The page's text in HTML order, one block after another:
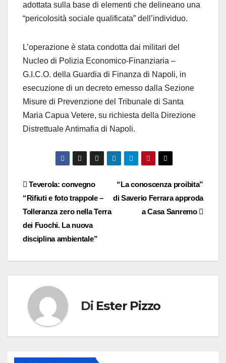
adottata sulla base di elementi che delineano una
“pericolosità sociale qualificata” dell’individuo.
L’operazione è stata condotta dai militari del
Nucleo di Polizia Economico-Finanziaria –
G.I.C.O. della Guardia di Finanza di Napoli, in
esecuzione di un decreto emesso dalla Sezione
Misure di Prevenzione del Tribunale di Santa
Maria Capua Vetere, su richiesta della Direzione
Distrettuale Antimafia di Napoli.
Navigazione
articoli
“La conoscenza proibita”
di Saverio Ferrara approda
a Casa Sanremo
Teverola: convegno
“Rifiuti e foto trappole –
Tolleranza zero nella Terra
dei Fuochi. La nuova
disciplina ambientale”
Di Ester Pizzo